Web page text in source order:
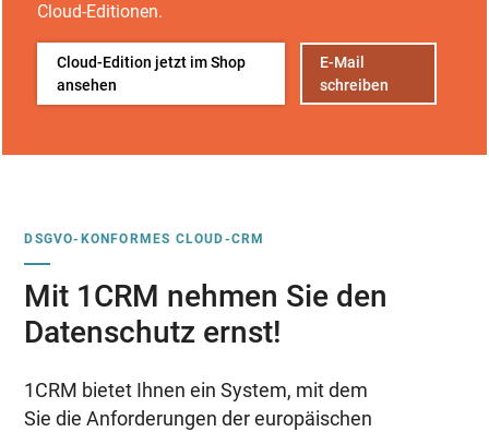
Cloud-Editionen.
Cloud-Edition jetzt im Shop
ansehen
E-Mail
schreiben
DSGVO-KONFORMES CLOUD-CRM
Mit 1CRM nehmen Sie den
Datenschutz ernst!
1CRM bietet Ihnen ein System, mit dem
Sie die Anforderungen der europäischen